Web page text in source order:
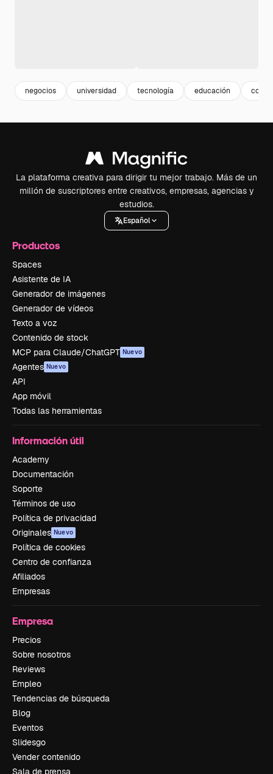
negocios universidad tecnología educación
La plataforma creativa para dirigir tu mejor trabajo. Más de un
millón de suscriptores entre creativos, empresas, agencias y
estudios.
Español
Productos
Spaces
Asistente de IA
Generador de imágenes
Generador de vídeos
Texto a voz
Contenido de stock
MCP para Claude/ChatGPT Nuevo
Agentes Nuevo
API
App móvil
Todas las herramientas
Información útil
Academy
Documentación
Soporte
Términos de uso
Política de privacidad
Originales Nuevo
Política de cookies
Centro de confianza
Afiliados
Empresas
Empresa
Precios
Sobre nosotros
Reviews
Empleo
Tendencias de búsqueda
Blog
Eventos
Slidesgo
Vender contenido
Sala de prensa